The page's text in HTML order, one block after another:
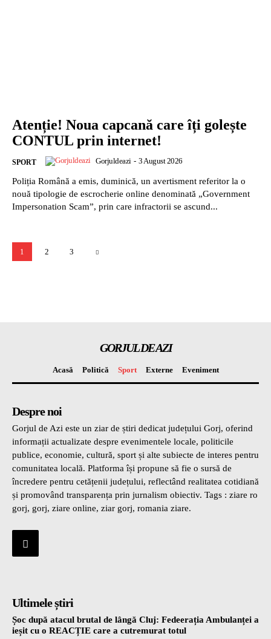
Atenție! Noua capcană care îți golește
CONTUL prin internet!
SPORT Gorjuldeazi - 3 August 2026
Poliția Română a emis, duminică, un avertisment referitor la o
nouă tipologie de escrocherie online denominată „Government
Impersonation Scam”, prin care infractorii se ascund...
1 2 3
GORJUL DE AZI
Acasă Politică Sport Externe Eveniment
Despre noi
Gorjul de Azi este un ziar de știri dedicat județului Gorj, oferind
informații actualizate despre evenimentele locale, politicile
publice, economie, cultură, sport și alte subiecte de interes pentru
comunitatea locală. Platforma își propune să fie o sursă de
încredere pentru cetățenii județului, reflectând realitatea cotidiană
și promovând transparența prin jurnalism obiectiv. Tags : ziare ro
gorj, gorj, ziare online, ziar gorj, romania ziare.
Ultimele știri
Șoc după atacul brutal de lângă Cluj: Fedeerația Ambulanței a
ieșit cu o REACȚIE care a cutremurat totul